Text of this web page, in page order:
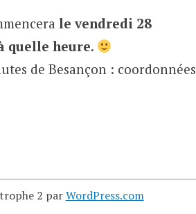
le vendredi 28
quelle heure.
de Besançon : coordonnées
2 parWordPress.com